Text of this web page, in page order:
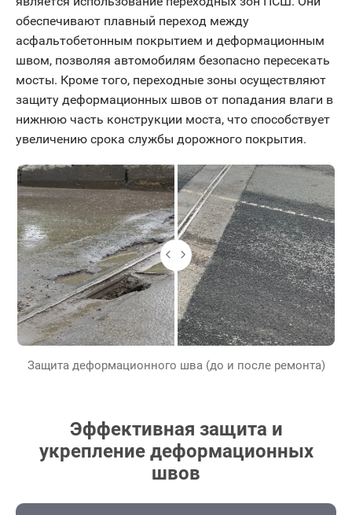
обеспечивают плавный переход между
асфальтобетонным покрытием и деформационным
швом, позволяя автомобилям безопасно пересекать
мосты. Кроме того, переходные зоны осуществляют
защиту деформационных швов от попадания влаги в
нижнюю часть конструкции моста, что способствует
увеличению срока службы дорожного покрытия.
Защита деформационного шва (до и после ремонта)
Эффективная защита и
укрепление деформационных
швов